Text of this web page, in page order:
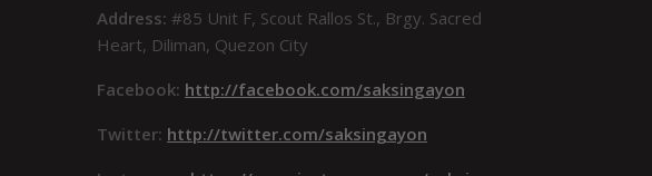
Address: #85 Unit F, Scout Rallos St., Brgy. Sacred
Heart, Diliman, Quezon City
Facebook: http://facebook.com/saksingayon
Twitter: http://twitter.com/saksingayon